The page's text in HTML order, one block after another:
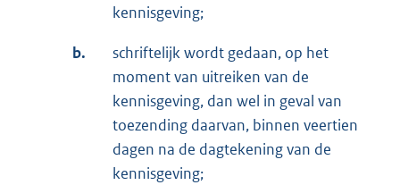
kennisgeving;
b.
schriftelijk wordt gedaan, op het
moment van uitreiken van de
kennisgeving, dan wel in geval van
toezending daarvan, binnen veertien
dagen na de dagtekening van de
kennisgeving;